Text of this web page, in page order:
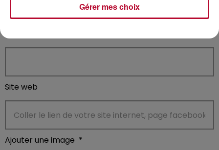
Site web
Ajouter une image *
Gérer mes choix